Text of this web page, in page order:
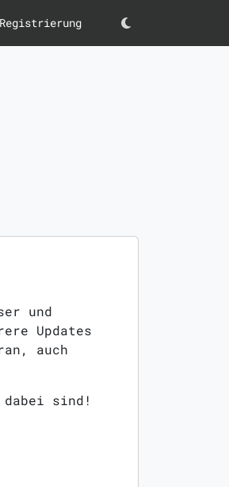
Registrierung Darkmode
und
Updates
auch
sind!